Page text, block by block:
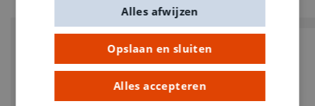
Opslaan en sluiten
Alles accepteren
Alles afwijzen